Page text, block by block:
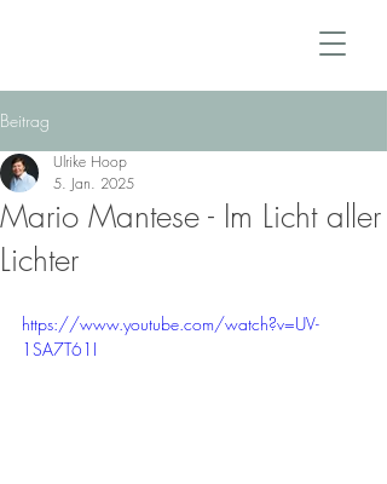
Beitrag
Mario Mantese - Im Licht aller
Lichter
Ulrike Hoop
5. Jan. 2025
https://www.youtube.com/watch?v=UV-
1SA7T61I